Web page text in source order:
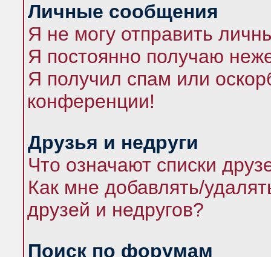
Личные сообщения
Я не могу отправить
Я постоянно получаю
Я получил спам или
конференции!
Друзья и недруги
Что означают списки
Как мне добавлять/
друзей и недругов?
Поиск по форумам